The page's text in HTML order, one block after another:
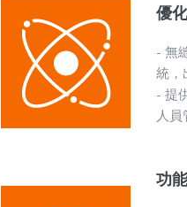
優
- 無
統，
- 提
人員
功